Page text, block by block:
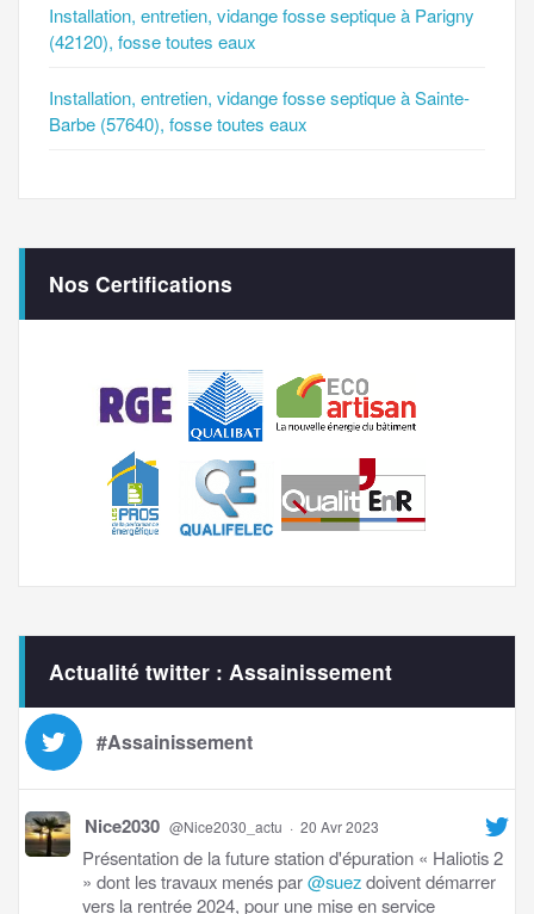
Installation, entretien, vidange fosse septique à Parigny
(42120), fosse toutes eaux
Installation, entretien, vidange fosse septique à Sainte-
Barbe (57640), fosse toutes eaux
Nos Certifications
Actualité twitter : Assainissement
#Assainissement
Nice2030 @Nice2030_actu · 20 Avr 2023
Présentation de la future station d'épuration « Haliotis 2
» dont les travaux menés par@suezdoivent démarrer
vers la rentrée 2024, pour une mise en service